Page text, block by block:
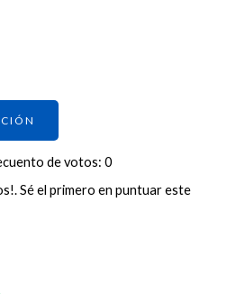
de votos:0
Sé el primero en puntuar este